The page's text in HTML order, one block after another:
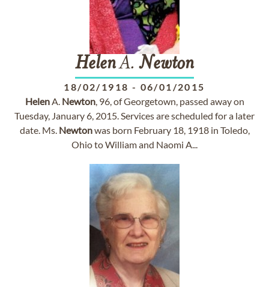
HelenA.Newton
18/02/1918 - 06/01/2015
HelenA. Newton, 96, of Georgetown, passed away on
Tuesday, January 6, 2015. Services are scheduled for a later
date. Ms. Newtonwas born February 18, 1918 in Toledo,
Ohio to William and Naomi A...